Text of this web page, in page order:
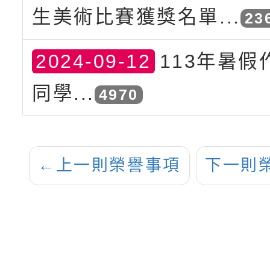
生美術比賽獲獎名單...
2024-09-12 113年暑假
同學... 4970
← 上一則榮譽事項 下一則